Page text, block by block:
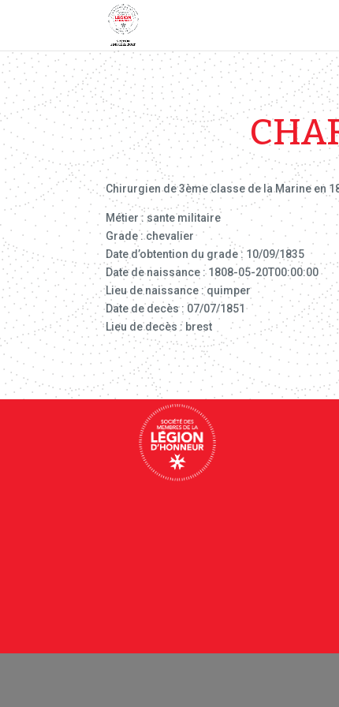
Chirurgien de 3ème classe de la Marine en
Métier : sante militaire
Grade : chevalier
Date d’obtention du grade : 10/09/1835
Date de naissance : 1808-05-20T00:00:00
Lieu de naissance : quimper
Date de decès : 07/07/1851
Lieu de decès : brest